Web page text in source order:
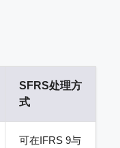
SFRS处理方
式
可在IFRS 9与